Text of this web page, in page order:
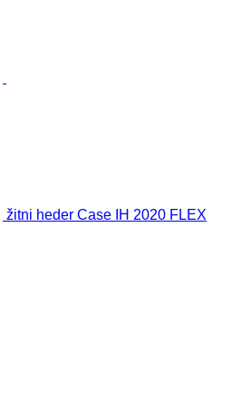
žitni heder Case IH 2020 FLEX